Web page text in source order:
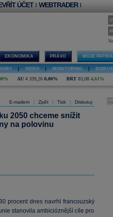
ÚČET | WEBTRADER |
EKONOMIKA PRÁVO MOJE PATRIA
VIDEO MONITORING
AU 4 339,26 0,00% BRT 83,08 4,61%
E-mailem Zpět Tisk Diskutuj
2050 chceme snížit
na polovinu
procent dnes navrhl francouzský
stanovila ambicióznější cíle pro